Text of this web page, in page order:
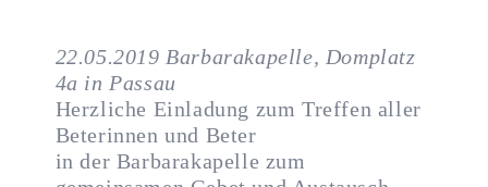
22.05.2019 Barbarakapelle, Domplatz
4a in Passau
Herzliche Einladung zum Treffen aller
Beterinnen und Beter
in der Barbarakapelle zum